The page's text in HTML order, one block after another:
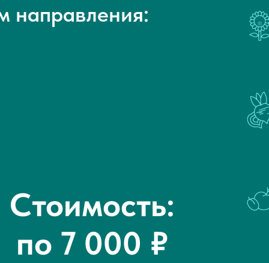
направления:
Стоимость:
по 7 000 ₽